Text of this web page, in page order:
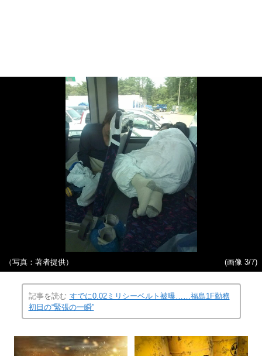
（写真：著者提供） (画像 3/7)
記事を読む すでに0.02ミリシーベルト被曝……福島1F勤務
初日の“緊張の一瞬”